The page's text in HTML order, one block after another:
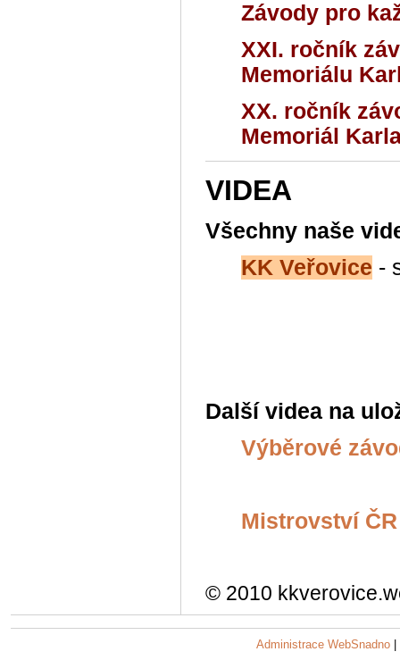
Závody pro
XXI. ročník
Memoriálu
XX. ročník
Memoriál
VIDEA
Všechny naše
KK Veřovice -
Další videa na
Výběrové
Mistrovství
© 2010
Administrace WebSnadno|